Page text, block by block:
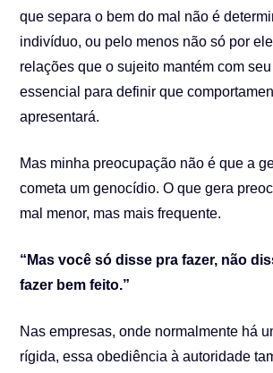
que separa o bem do mal não é
indivíduo, ou pelo menos não só por
relações que o sujeito mantém com
essencial para definir que
apresentará.
Mas minha preocupação não é que a
cometa um genocídio. O que gera
mal menor, mas mais frequente.
“Mas você só disse pra fazer, não
fazer bem feito.”
Nas empresas, onde normalmente há
rígida, essa obediência à autoridade